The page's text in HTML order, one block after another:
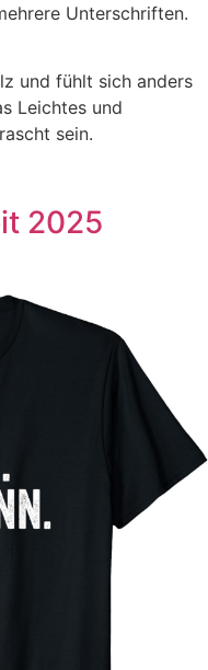
Unterschriften.
und fühlt sich anders
Leichtes und
sein.
2025